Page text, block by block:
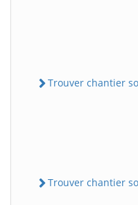
Trouver chantier
Trouver chantier